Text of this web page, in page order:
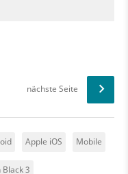
nächste Seite
Apple iOS Mobile
Black 3